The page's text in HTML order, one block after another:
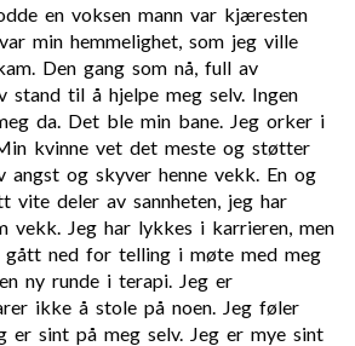
en voksen mann var kjæresten
min hemmelighet, som jeg ville
Den gang som nå, full av
stand til å hjelpe meg selv. Ingen
da. Det ble min bane. Jeg orker i
kvinne vet det meste og støtter
angst og skyver henne vekk. En og
vite deler av sannheten, jeg har
vekk. Jeg har lykkes i karrieren, men
gått ned for telling i møte med meg
ny runde i terapi. Jeg er
ikke å stole på noen. Jeg føler
er sint på meg selv. Jeg er mye sint